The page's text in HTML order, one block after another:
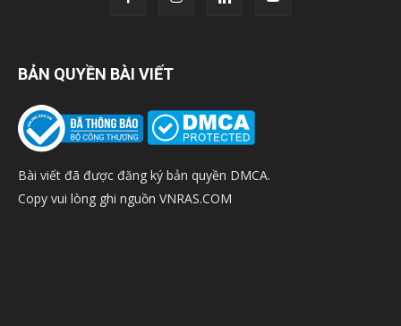
BẢN QUYỀN BÀI VIẾT
Bài viết đã được đăng ký bản quyền DMCA.
Copy vui lòng ghi nguồn VNRAS.COM